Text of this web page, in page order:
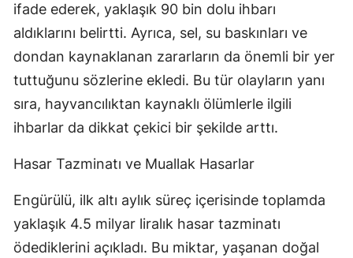
Kırıkkale
Batman
Şırnak
Yalova
Karabük
ifade ederek, yaklaşık 90 bin dolu ihbarı
aldıklarını belirtti. Ayrıca, sel, su baskınları ve
dondan kaynaklanan zararların da önemli bir yer
tuttuğunu sözlerine ekledi. Bu tür olayların yanı
sıra, hayvancılıktan kaynaklı ölümlerle ilgili
ihbarlar da dikkat çekici bir şekilde arttı.
Hasar Tazminatı ve Muallak Hasarlar
Engürülü, ilk altı aylık süreç içerisinde toplamda
yaklaşık 4.5 milyar liralık hasar tazminatı
ödediklerini açıkladı. Bu miktar, yaşanan doğal